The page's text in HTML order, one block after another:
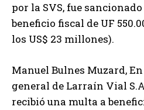
por la SVS, fue
beneficio fiscal de UF
los US$ 23 millones).
Manuel Bulnes Muzard,
general de Larraín Vial
recibió una multa a